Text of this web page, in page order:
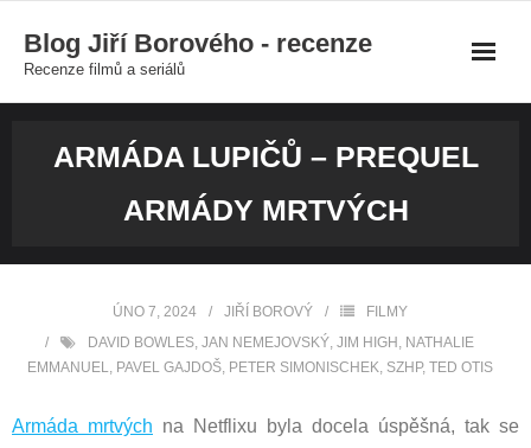
content
Blog Jiří Borového - recenze
Recenze filmů a seriálů
ARMÁDA LUPIČŮ – PREQUEL
ARMÁDY MRTVÝCH
ÚNO 7, 2024 JIŘÍ BOROVÝ
FILMY
DAVID BOWLES, JAN NEMEJOVSKÝ, JIM HIGH , NATHALIE
EMMANUEL, PAVEL GAJDOŠ, PETER SIMONISCHEK, SZHP, TED OTIS
Armáda mrtvých na Netflixu byla docela úspěšná, tak se